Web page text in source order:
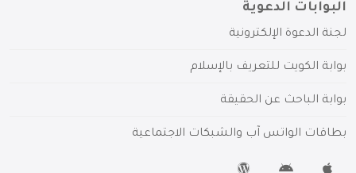
البوابات الدعوية
لجنة الدعوة الإلكترونية
بوابة الكويت للتعريف بالإسلام
بوابة الباحث عن الحقيقة
بطاقات الواتس آب والشبكات الاجتماعية